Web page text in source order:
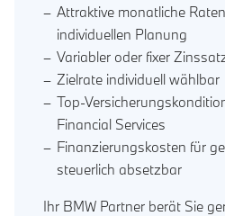
Attraktive monatliche
individuellen Planung
Variabler oder fixer
Zielrate individuell wählbar
Top-
Financial Services
Finanzierungskosten für
steuerlich absetzbar
Ihr BMW Partner berät Sie